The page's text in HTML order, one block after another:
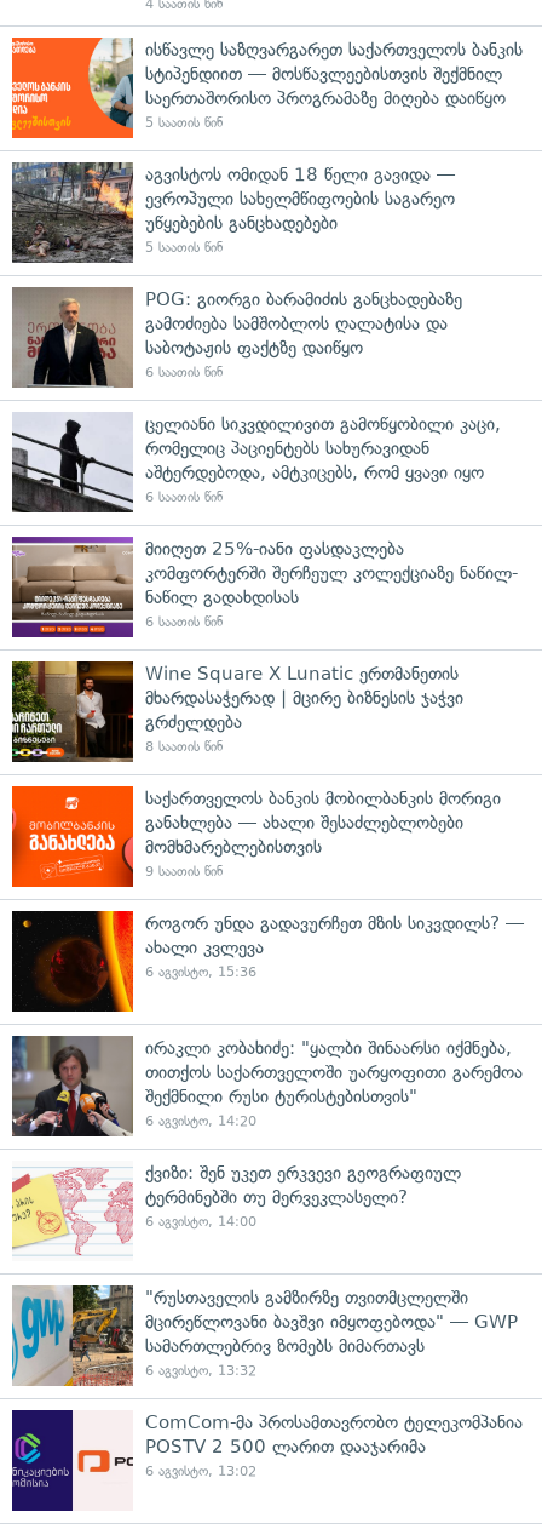
4 საათის წინ
ისწავლე საზღვარგარეთ საქართველოს ბანკის
სტიპენდიით — მოსწავლეებისთვის შექმნილ
საერთაშორისო პროგრამაზე მიღება დაიწყო
5 საათის წინ
აგვისტოს ომიდან 18 წელი გავიდა —
ევროპული სახელმწიფოების საგარეო
უწყებების განცხადებები
5 საათის წინ
POG: გიორგი ბარამიძის განცხადებაზე
გამოძიება სამშობლოს ღალატისა და
საბოტაჟის ფაქტზე დაიწყო
6 საათის წინ
ცელიანი სიკვდილივით გამოწყობილი კაცი,
რომელიც პაციენტებს სახურავიდან
აშტერდებოდა, ამტკიცებს, რომ ყვავი იყო
6 საათის წინ
მიიღეთ 25%-იანი ფასდაკლება
კომფორტერში შერჩეულ კოლექციაზე ნაწილ-
ნაწილ გადახდისას
6 საათის წინ
Wine Square X Lunatic ერთმანეთის
მხარდასაჭერად | მცირე ბიზნესის ჯაჭვი
გრძელდება
8 საათის წინ
საქართველოს ბანკის მობილბანკის მორიგი
განახლება — ახალი შესაძლებლობები
მომხმარებლებისთვის
9 საათის წინ
როგორ უნდა გადავურჩეთ მზის სიკვდილს? —
ახალი კვლევა
6 აგვისტო, 15:36
ირაკლი კობახიძე: "ყალბი შინაარსი იქმნება,
თითქოს საქართველოში უარყოფითი გარემოა
შექმნილი რუსი ტურისტებისთვის"
6 აგვისტო, 14:20
ქვიზი: შენ უკეთ ერკვევი გეოგრაფიულ
ტერმინებში თუ მერვეკლასელი?
6 აგვისტო, 14:00
"რუსთაველის გამზირზე თვითმცლელში
მცირეწლოვანი ბავშვი იმყოფებოდა" — GWP
სამართლებრივ ზომებს მიმართავს
6 აგვისტო, 13:32
ComCom-მა პროსამთავრობო ტელეკომპანია
POSTV 2 500 ლარით დააჯარიმა
6 აგვისტო, 13:02